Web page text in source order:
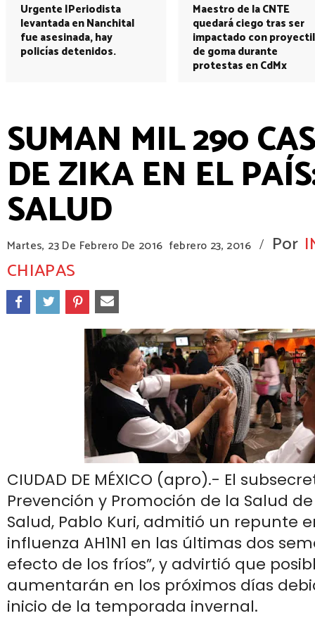
Urgente |Periodista
levantada en Nanchital
fue asesinada, hay
policías detenidos.
Maestro de la CNTE
quedará ciego tras ser
impactado con proyectil
de goma durante
protestas en CdMx
SUMAN MIL 290
DE ZIKA EN EL
SALUD
Martes, 23 De Febrero De 2016 febrero 23, 2016 / Por
CHIAPAS
CIUDAD DE MÉXICO (apro).- El
Prevención y Promoción de la Salud
Salud, Pablo Kuri, admitió un repunte
influenza AH1N1 en las últimas dos
efecto de los fríos”, y advirtió que
aumentarán en los próximos días
inicio de la temporada invernal.